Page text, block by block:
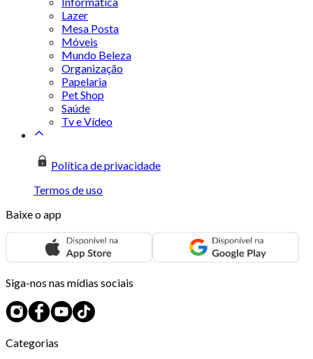
Lazer
Mesa Posta
Móveis
Mundo Beleza
Organização
Papelaria
Pet Shop
Saúde
Tv e Vídeo
Política de privacidade
Termos de uso
Baixe o app
Siga-nos nas mídias sociais
Categorias